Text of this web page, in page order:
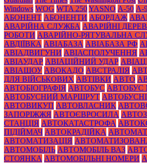
Windows WOG WTA 250YASNO А-50 А-
АБОНЕНТ АБОНЕНТИ АБОРДАЖ
АВАРІЙНА СЛУЖБА АВАРІЙНІ
РОБОТИ АВАРІЙНО-РЯТУВАЛЬНА
АВДІЇВКА АВІАБАЗА АВІАБАЗА РФ
АВІАДВИГУНИ АВІАСПОЛУЧЕННЯ
АВІАУДАР АВІАЦІЙНИЙ УДАР
АВІАШОУ АВОКАДО АВСТРАЛІЯ
ДЛЯ ВІЙСЬКОВИХ АВТІВКИ АВТО
АВТОБІОГРАФІЯ АВТОБУС АВТОБУС
АВТОБУСНИЙ МАРШРУТ
АВТОВИКУП АВТОВЛАСНИК
ЗАПОРІЖЖЯ АВТОЄВРОСИЛА
СТАНЦІЯ АВТОКАТАСТРОФА
ПІДІЙМАЧ АВТОКРАДІЙКА АВТОМАТ
АВТОМАТИЗАЦІЯ
АВТОМОБІЛЬ АВТОМОБІЛЬ ВАЗ
СТОЯНКА АВТОМОБІЛЬНІ НОМЕРИ